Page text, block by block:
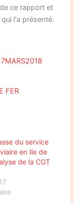
ce rapport et
l'a présenté.
FER
du service
en Ile de
de la CGT